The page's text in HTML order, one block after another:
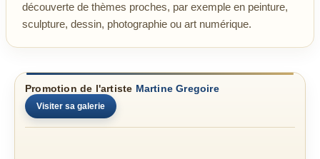
découverte de thèmes proches, par exemple en peinture,
sculpture, dessin, photographie ou art numérique.
Promotion de l'artiste Martine Gregoire
Visiter sa galerie